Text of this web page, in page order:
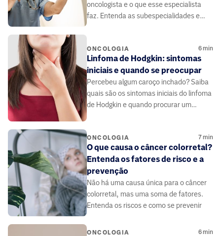
oncologista e o que esse especialista
faz. Entenda as subespecialidades e
ONCOLOGIA 6min
Linfoma de Hodgkin: sintomas
iniciais e quando se preocupar
Percebeu algum caroço inchado? Saiba
quais são os sintomas iniciais do linfoma
de Hodgkin e quando procurar um
ONCOLOGIA 7min
O que causa o câncer colorretal?
Entenda os fatores de risco e a
prevenção
Não há uma causa única para o câncer
colorretal, mas uma soma de fatores.
Entenda os riscos e como se prevenir
ONCOLOGIA 6min